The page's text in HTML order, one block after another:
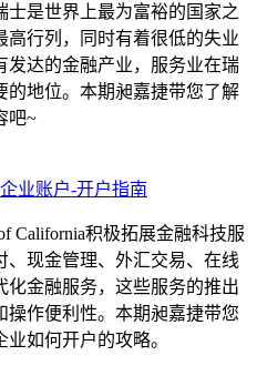
士是世界上最为富裕的国家之
高行列，同时有着很低的失业
发达的金融产业，服务业在瑞
的地位。本期昶嘉捷带您了解
吧~
业账户-开户指南
California积极拓展金融科技服
、现金管理、外汇交易、在线
化金融服务，这些服务的推出
操作便利性。本期昶嘉捷带您
如何开户的攻略。